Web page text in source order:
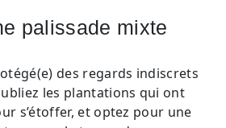
palissade mixte
des regards indiscrets
les plantations qui ont
s’étoffer, et optez pour une